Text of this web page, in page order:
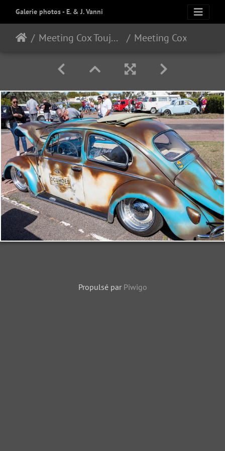
Galerie photos - E. & J. Vanni
Meeting Cox Toujours 2024 Meeting Cox 03
Propulsé par Piwigo